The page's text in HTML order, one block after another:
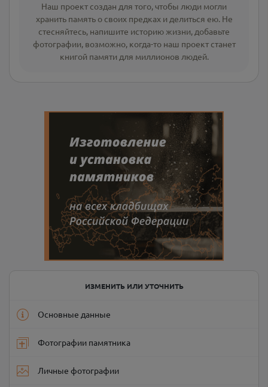
Наш проект создан для того, чтобы люди могли
хранить память о своих предках и делиться ею. Не
стесняйтесь, напишите историю жизни, добавьте
фотографии, возможно, когда-то наш проект станет
книгой памяти для миллионов людей.
ИЗМЕНИТЬ ИЛИ УТОЧНИТЬ
Основные данные
Фотографии памятника
Личные фотографии